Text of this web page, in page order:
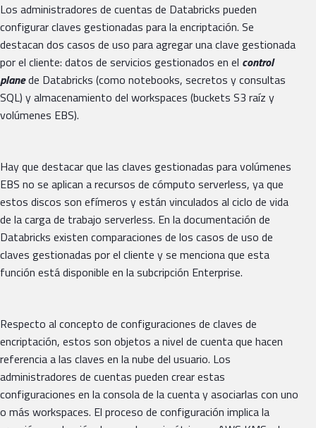
Los administradores de cuentas de Databricks pueden
configurar claves gestionadas para la encriptación. Se
destacan dos casos de uso para agregar una clave gestionada
por el cliente: datos de servicios gestionados en el control
planede Databricks (como notebooks, secretos y consultas
SQL) y almacenamiento del workspaces (buckets S3 raíz y
volúmenes EBS).
Hay que destacar que las claves gestionadas para volúmenes
EBS no se aplican a recursos de cómputo serverless, ya que
estos discos son efímeros y están vinculados al ciclo de vida
de la carga de trabajo serverless. En la documentación de
Databricks existen comparaciones de los casos de uso de
claves gestionadas por el cliente y se menciona que esta
función está disponible en la subcripción Enterprise.
Respecto al concepto de configuraciones de claves de
encriptación, estos son objetos a nivel de cuenta que hacen
referencia a las claves en la nube del usuario. Los
administradores de cuentas pueden crear estas
configuraciones en la consola de la cuenta y asociarlas con uno
o más workspaces. El proceso de configuración implica la